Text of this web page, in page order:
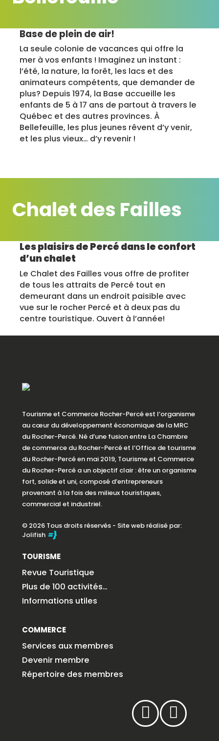
Base de plein de air!
La seule colonie de vacances qui offre la
mer à vos enfants ! Imaginez un instant :
l’été, la nature, la forêt, les lacs et des
animateurs compétents, que demander de
plus? Depuis 1974, la Base accueille les
enfants de 5 à 17 ans de partout à travers le
Québec et des autres provinces. À
Bellefeuille, les plus jeunes rêvent d’y venir,
et les plus vieux… d’y revenir !
Chalet des Failles
Les plaisirs de Percé dans le confort
d’un chalet
Le Chalet des Failles vous offre de profiter
de tous les attraits de Percé tout en
demeurant dans un endroit paisible avec
vue sur le rocher Percé et à deux pas du
centre touristique. Ouvert à l’année!
Tourisme et Commerce Rocher-Percé est l’organisme
au cœur du développement économique de la MRC
du Rocher-Percé. Né d’une fusion entre La Chambre
de commerce du Rocher-Percé et l’Office de tourisme
du Rocher-Percé en mai 2019, Tourisme et Commerce
du Rocher-Percé a un objectif clair : être un organisme
fort, solide et uni, composé d’entrepreneurs
provenant à la fois des milieux touristiques,
commercial et industriel.
© 2026 Tous droits réservés - Site web réalisé par:
Jolifish
TOURISME
Revue Touristique
Plus de 100 activités…
Informations utiles
COMMERCE
Services aux membres
Devenir membre
Répertoire des membres